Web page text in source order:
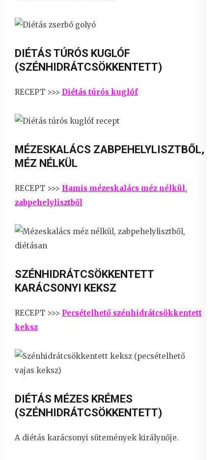
DIÉTÁS TÚRÓS KUGLÓF
(SZÉNHIDRÁTCSÖKKENTETT)
RECEPT >>> Diétás túrós kuglóf
MÉZESKALÁCS ZABPEHELYLISZTBŐL,
MÉZ NÉLKÜL
RECEPT >>> Hamis mézeskalács méz nélkül,
zabpehelylisztből
SZÉNHIDRÁTCSÖKKENTETT
KARÁCSONYI KEKSZ
RECEPT >>> Pecsételhető szénhidrátcsökkentett
keksz
DIÉTÁS MÉZES KRÉMES
(SZÉNHIDRÁTCSÖKKENTETT)
A diétás karácsonyi sütemények királynője.